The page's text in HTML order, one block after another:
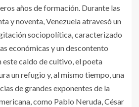
años de formación. Durante las
y noventa, Venezuela atravesó un
sociopolítica, caracterizado
económicas y un descontento
este caldo de cultivo, el poeta
un refugio y, al mismo tiempo, una
de grandes exponentes de la
como Pablo Neruda, César